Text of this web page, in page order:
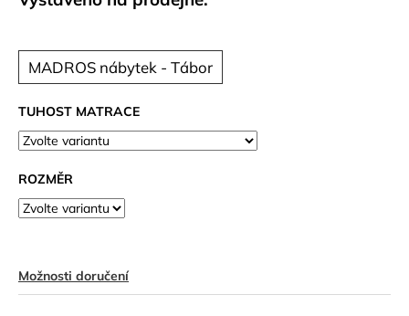
MADROS nábytek - Tábor
TUHOST MATRACE
ROZMĚR
Možnosti doručení
u
e
m
e